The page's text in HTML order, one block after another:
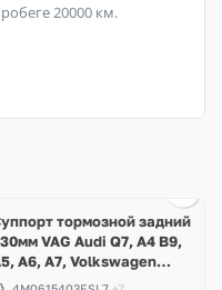
20000 км.
тормозной задний
VAG Audi Q7, A4 B9,
A6, A7, Volkswagen
CR